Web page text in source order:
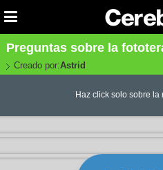
Preguntas sobre la
Creado por:Astrid
Haz click solo sobre la